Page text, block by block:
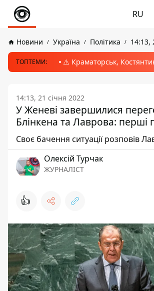
RU
Новини Україна Політика 14:13,
ТОПТЕМИ: ⚠️ Краматорськ,
14:13, 21 січня 2022
У Женеві завершилися
Блінкена та Лаврова: перші
Своє бачення ситуації розповів
Олексій Турчак
ЖУРНАЛІСТ
👍